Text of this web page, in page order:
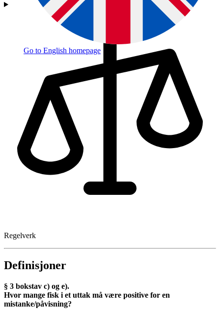
Go to English homepage
Regelverk
Definisjoner
§ 3 bokstav c) og e).
Hvor mange fisk i et uttak må være positive for en
mistanke/påvisning?